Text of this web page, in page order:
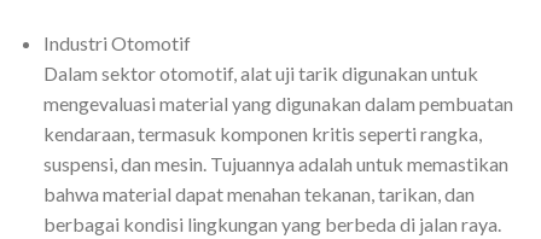
Industri Otomotif
Dalam sektor otomotif, alat uji tarik digunakan untuk
mengevaluasi material yang digunakan dalam pembuatan
kendaraan, termasuk komponen kritis seperti rangka,
suspensi, dan mesin. Tujuannya adalah untuk memastikan
bahwa material dapat menahan tekanan, tarikan, dan
berbagai kondisi lingkungan yang berbeda di jalan raya.